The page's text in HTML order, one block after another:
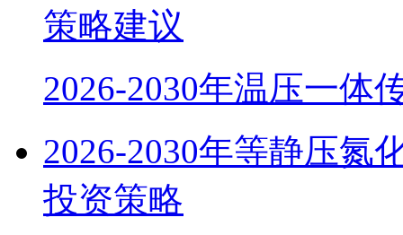
策略建议
2026-2030年温压一体
2026-2030年等静压氮
投资策略